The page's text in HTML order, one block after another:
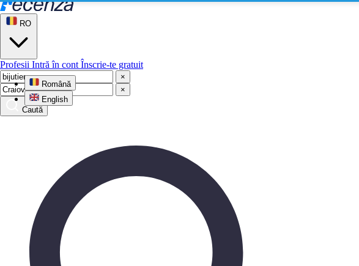
RO
Română
English
Profesii Intră în cont Înscrie-te gratuit
×
×
Caută